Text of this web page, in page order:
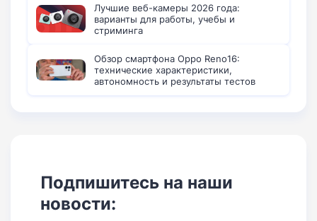
Лучшие веб-камеры 2026 года:
варианты для работы, учебы и
стриминга
Обзор смартфона Oppo Reno16:
технические характеристики,
автономность и результаты тестов
Подпишитесь на наши
новости: